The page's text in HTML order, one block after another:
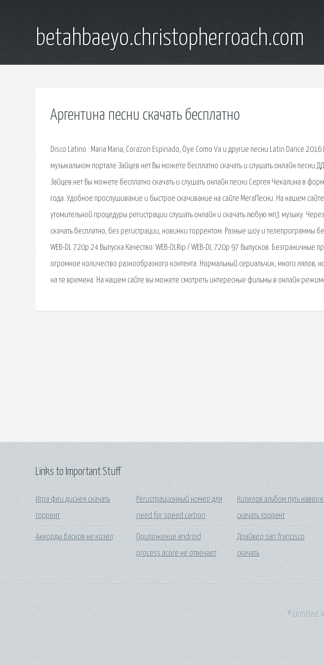
betahbaeyo.christopherroach.com
Аргентина песни скачать бесплатно
Disco Latino : Maria Maria, Corazon Espinado, Oye Como Va и другие песни Latin Dance
музыкальном портале Зайцев.нет Вы можете бесплатно скачать и слушать онлайн песни
Зайцев.нет Вы можете бесплатно скачать и слушать онлайн песни Сергея Чекалина в
года. Удобное прослушивание и быстрое скачивание на сайте МегаПесни. На нашем
утомительной процедуры регистрации слушать онлайн и скачать любую мп3 музыку.
скачать бесплатно, без регистрации, новинки торрентом. Разные шоу и телепрограммы
WEB-DL 720p 24 Выпуска Качество: WEB-DLRip / WEB-DL 720p 97 Выпусков.
огромное количество разнообразного контента. Нормальный сериальчик, много ляпов,
на те времена. На нашем сайте вы можете смотреть интересные фильмы в онлайн
Links to Important Stuff
Игра феи диснея скачать
торрент
Аккорды басков не козел
Регистрационный номер для
need for speed carbon
Приложение android
process acore не отвечает
Кипелов альбом путь наверх
скачать торрент
Драйвер san francisco
скачать
© Untitled.